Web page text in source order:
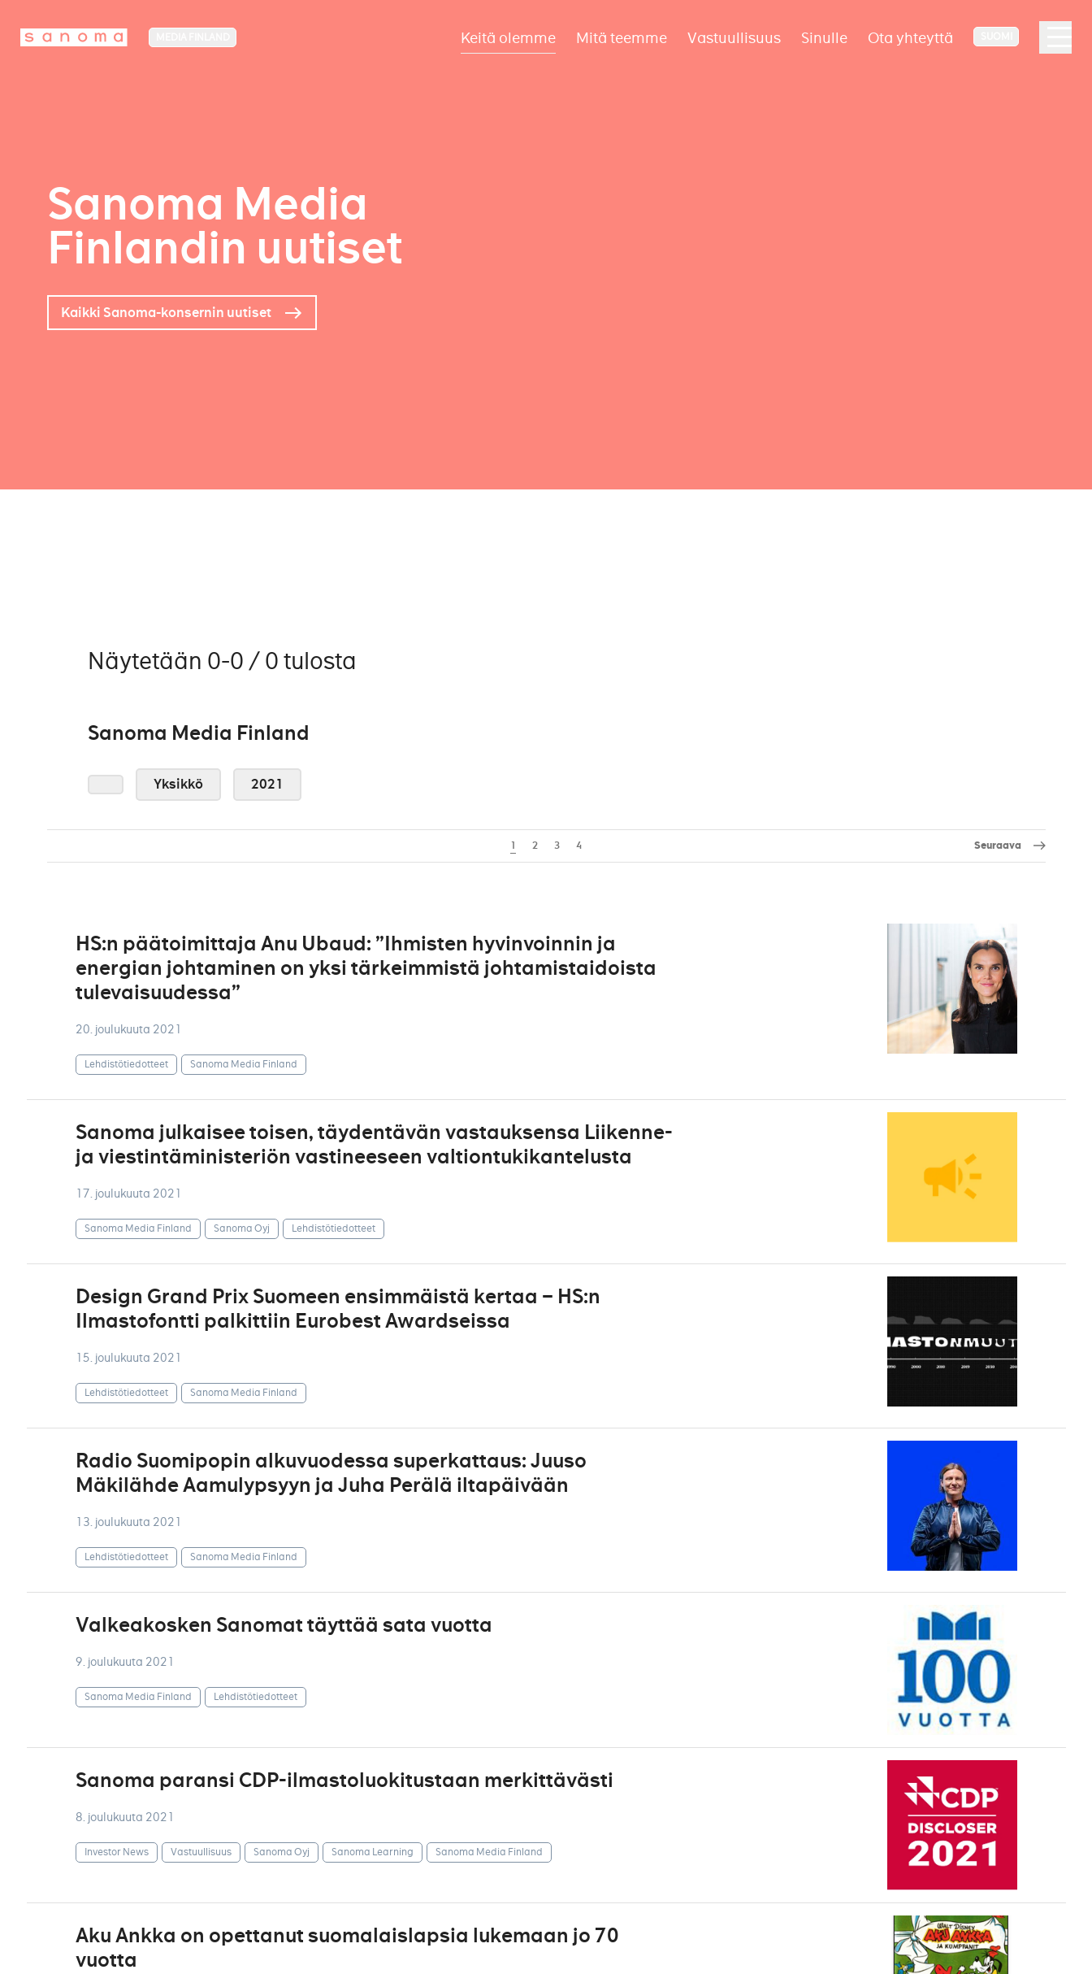
Keitä olemme Mitä teemme Vastuullisuus Sinulle Ota yhteyttä
Sanoma Media
Finlandin uutiset
Kaikki Sanoma-konsernin uutiset
Näytetään 0-0 / 0 tulosta
Sanoma Media Finland
Yksikkö 2021
1 2 3 4 Seuraava
HS:n päätoimittaja Anu Ubaud: ”Ihmisten hyvinvoinnin ja
energian johtaminen on yksi tärkeimmistä johtamistaidoista
tulevaisuudessa”
20. joulukuuta 2021
Lehdistötiedotteet Sanoma Media Finland
Sanoma julkaisee toisen, täydentävän vastauksensa Liikenne-
ja viestintäministeriön vastineeseen valtiontukikantelusta
17. joulukuuta 2021
Sanoma Media Finland Sanoma Oyj Lehdistötiedotteet
Design Grand Prix Suomeen ensimmäistä kertaa – HS:n
Ilmastofontti palkittiin Eurobest Awardseissa
15. joulukuuta 2021
Lehdistötiedotteet Sanoma Media Finland
Radio Suomipopin alkuvuodessa superkattaus: Juuso
Mäkilähde Aamulypsyyn ja Juha Perälä iltapäivään
13. joulukuuta 2021
Lehdistötiedotteet Sanoma Media Finland
Valkeakosken Sanomat täyttää sata vuotta
9. joulukuuta 2021
Sanoma Media Finland Lehdistötiedotteet
Sanoma paransi CDP-ilmastoluokitustaan merkittävästi
8. joulukuuta 2021
Investor News Vastuullisuus Sanoma Oyj Sanoma Learning Sanoma Media Finland
Aku Ankka on opettanut suomalaislapsia lukemaan jo 70
vuotta